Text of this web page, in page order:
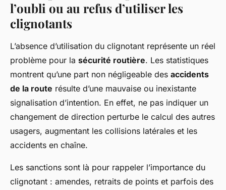
l’oubli ou au refus d’utiliser les
clignotants
L’absence d’utilisation du clignotant représente un réel
problème pour la sécurité routière. Les statistiques
montrent qu’une part non négligeable des accidents
de la route résulte d’une mauvaise ou inexistante
signalisation d’intention. En effet, ne pas indiquer un
changement de direction perturbe le calcul des autres
usagers, augmentant les collisions latérales et les
accidents en chaîne.
Les sanctions sont là pour rappeler l’importance du
clignotant : amendes, retraits de points et parfois des